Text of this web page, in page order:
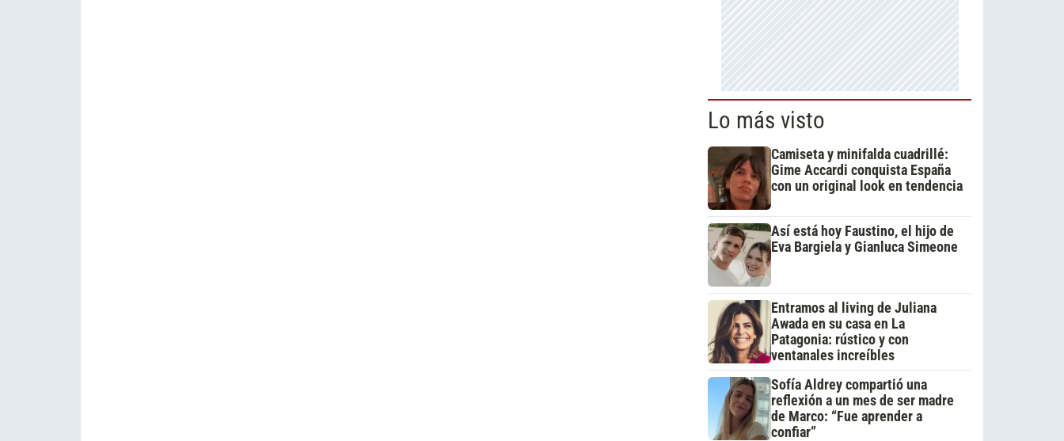
Lo más visto
Camiseta y minifalda cuadrillé:
Gime Accardi conquista España
con un original look en tendencia
Así está hoy Faustino, el hijo de
Eva Bargiela y Gianluca Simeone
Entramos al living de Juliana
Awada en su casa en La
Patagonia: rústico y con
ventanales increíbles
Sofía Aldrey compartió una
reflexión a un mes de ser madre
de Marco: “Fue aprender a
confiar”